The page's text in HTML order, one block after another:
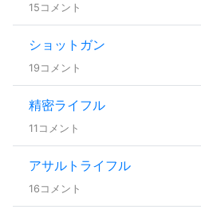
15コメント
ショットガン
19コメント
精密ライフル
11コメント
アサルトライフル
16コメント